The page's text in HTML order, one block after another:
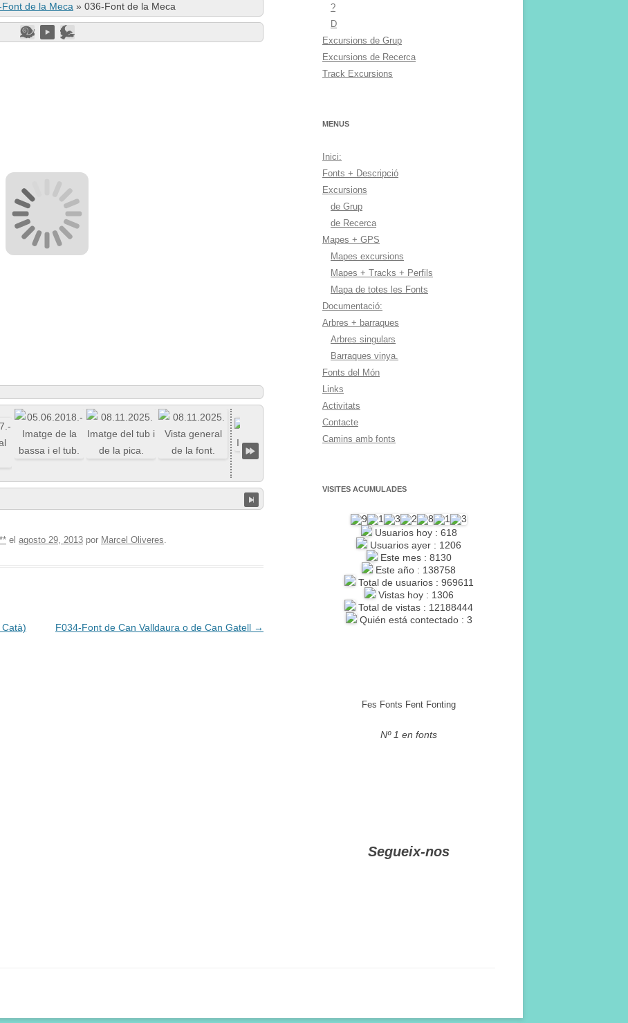
de la Meca » 036-Font de la Meca
** el agosto 29, 2013 por Marcel Oliveres.
F034-Font de Can Valldaura o de Can Gatell →
?
D
Excursions de Grup
Excursions de Recerca
Track Excursions
MENUS
Inici:
Fonts + Descripció
Excursions
de Grup
de Recerca
Mapes + GPS
Mapes excursions
Mapes + Tracks + Perfils
Mapa de totes les Fonts
Documentació:
Arbres + barraques
Arbres singulars
Barraques vinya.
Fonts del Món
Links
Activitats
Contacte
Camins amb fonts
VISITES ACUMULADES
Usuarios hoy : 618
Usuarios ayer : 1206
Este mes : 8130
Este año : 138758
Total de usuarios : 969611
Vistas hoy : 1306
Total de vistas : 12188444
Quién está contectado : 3
Fes Fonts Fent Fonting
Nº 1 en fonts
Segueix-nos